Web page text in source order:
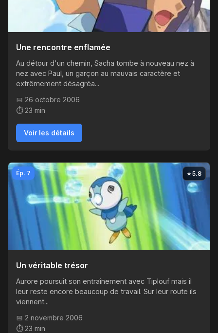
Une rencontre enflamée
Au détour d'un chemin, Sacha tombe à nouveau nez à
nez avec Paul, un garçon au mauvais caractère et
extrêmement désagréa...
📅 26 octobre 2006
⏱️ 23 min
Voir les détails
Ép. 7 ⭐ 5.8
Un véritable trésor
Aurore poursuit son entraînement avec Tiplouf mais il
leur reste encore beaucoup de travail. Sur leur route ils
viennent...
📅 2 novembre 2006
⏱️ 23 min